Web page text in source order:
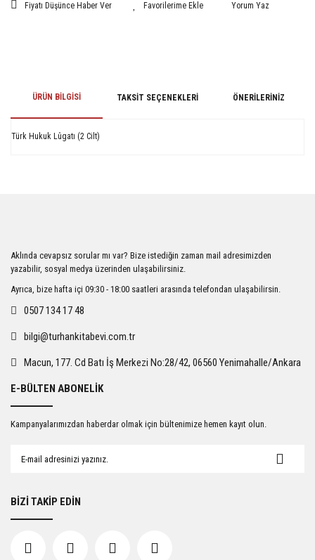
Fiyatı Düşünce Haber Ver Yorum Yaz
ÜRÜN BILGISI TAKSIT SEÇENEKLERI ÖNERILERINIZ
Türk Hukuk Lûgatı (2 Cilt)
Ürün açıklamasında eksik bilgiler bulunuyor.
Ürün bilgilerinde hatalar bulunuyor.
Ürün fiyatı diğer sitelerden daha pahalı.
Gönder
Aklında cevapsız sorular mı var? Bize istediğin zaman mail adresimizden
yazabilir, sosyal medya üzerinden ulaşabilirsiniz.
Ayrıca, bize hafta içi 09:30 - 18:00 saatleri arasında telefondan ulaşabilirsin.
0507 134 17 48
bilgi@turhankitabevi.com.tr
Macun, 177. Cd Batı İş Merkezi No:28/42, 06560 Yenimahalle/Ankara
E-BÜLTEN ABONELİK
Kampanyalarımızdan haberdar olmak için bültenimize hemen kayıt olun.
BİZİ TAKİP EDİN